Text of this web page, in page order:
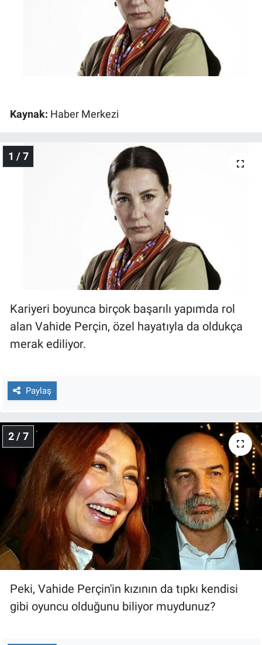
Kaynak: Haber Merkezi
1 / 7
Kariyeri boyunca birçok başarılı yapımda rol
alan Vahide Perçin, özel hayatıyla da oldukça
merak ediliyor.
Paylaş
2 / 7
Peki, Vahide Perçin'in kızının da tıpkı kendisi
gibi oyuncu olduğunu biliyor muydunuz?
Gün Bitiyor
Günün görüntüsü
Koronavirüs
Kültür Sanat
Popüler
Programlar
Sağlık
Spor
Teknoloji
Türkiye'nin Geleceği
Yerel Gündem